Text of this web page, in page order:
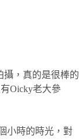
攝，真的是很棒的
Oicky老大參
小時的時光，對